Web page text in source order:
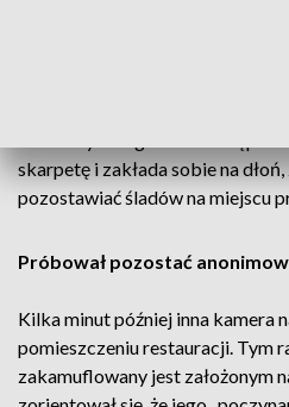
skarpetę i zakłada sobie na
pozostawiać śladów na miejscu
Próbował pozostać
Kilka minut później inna kamera
pomieszczeniu restauracji. Tym
zakamuflowany jest założonym